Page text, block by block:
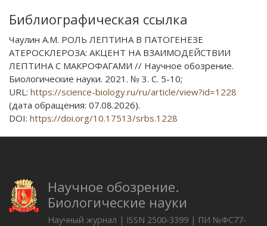
Библиографическая ссылка
Чаулин А.М. РОЛЬ ЛЕПТИНА В ПАТОГЕНЕЗЕ
АТЕРОСКЛЕРОЗА: АКЦЕНТ НА ВЗАИМОДЕЙСТВИИ
ЛЕПТИНА С МАКРОФАГАМИ // Научное обозрение.
Биологические науки. 2021. № 3. С. 5-10;
URL: https://science-biology.ru/ru/article/view?id=1228
(дата обращения: 07.08.2026).
DOI: https://doi.org/10.17513/srbs.1228
Научное обозрение.
Биологические науки
Научный журнал | ISSN 2500-3399 | ПИ №ФС77-